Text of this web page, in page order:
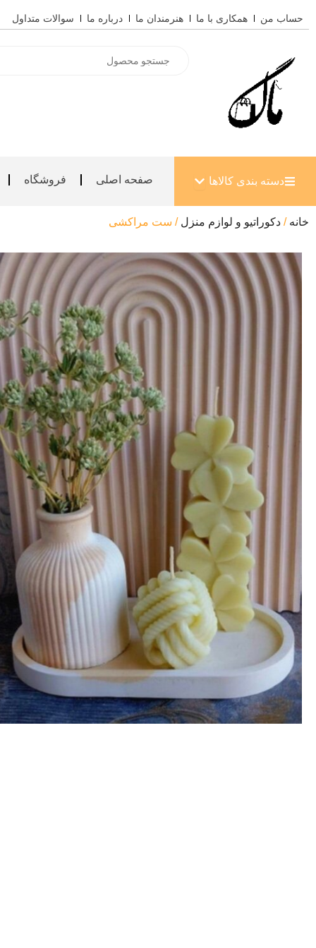
به
حساب من همکاری با ما هنرمندان ما درباره ما سوالات متداول
search
دسته بندی کالاها باز کردن دسته بندی کالاها
صفحه اصلی فروشگاه
خانه / دکوراتیو و لوازم منزل / ست مراکشی